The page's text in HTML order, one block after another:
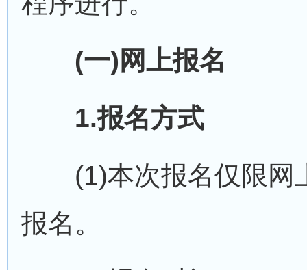
(一)网上报名
1.报名方式
(1)本次报名仅限网
报名。